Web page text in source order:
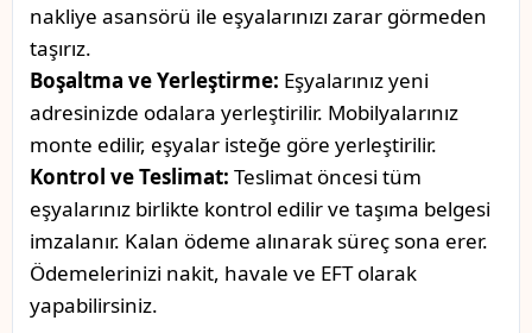
nakliye asansörü ile eşyalarınızı zarar görmeden
taşırız.
Boşaltma ve Yerleştirme: Eşyalarınız yeni
adresinizde odalara yerleştirilir. Mobilyalarınız
monte edilir, eşyalar isteğe göre yerleştirilir.
Kontrol ve Teslimat: Teslimat öncesi tüm
eşyalarınız birlikte kontrol edilir ve taşıma belgesi
imzalanır. Kalan ödeme alınarak süreç sona erer.
Ödemelerinizi nakit, havale ve EFT olarak
yapabilirsiniz.